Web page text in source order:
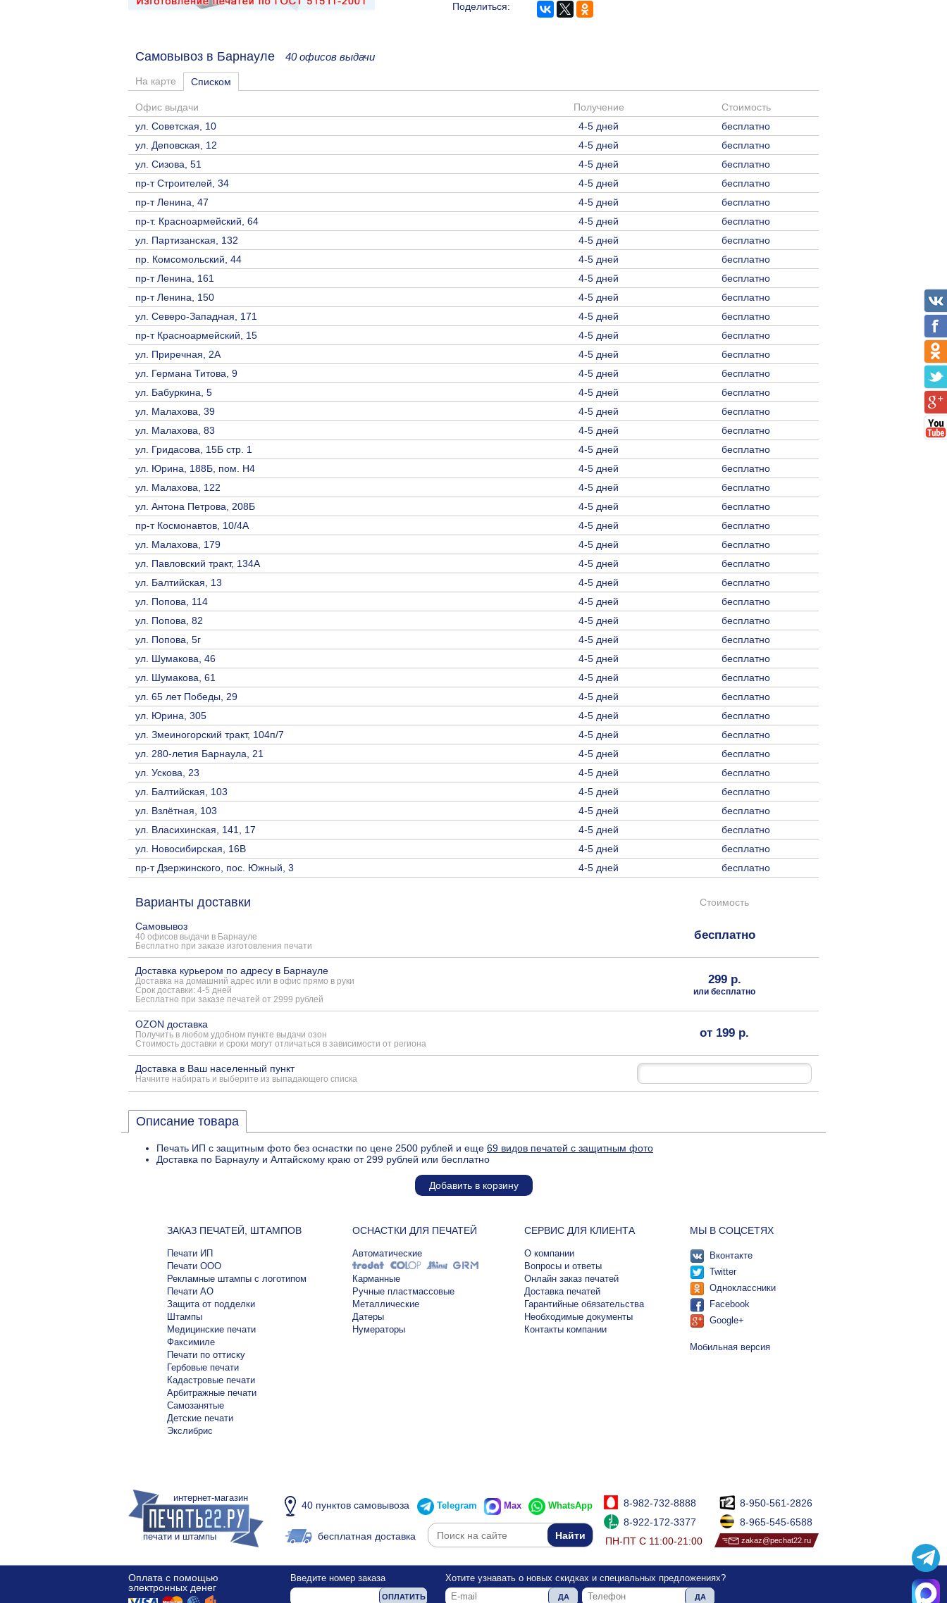
Поделиться:
Самовывоз в Барнауле 40 офисов выдачи
На карте Списком
Офис выдачи Получение
Стоимость
ул. Советская, 10
4-5 дней
бесплатно
ул. Деповская, 12
4-5 дней
бесплатно
ул. Сизова, 51
4-5 дней
бесплатно
пр-т Строителей, 34
4-5 дней
бесплатно
пр-т Ленина, 47
4-5 дней
бесплатно
пр-т. Красноармейский, 64
4-5 дней
бесплатно
ул. Партизанская, 132
4-5 дней
бесплатно
пр. Комсомольский, 44
4-5 дней
бесплатно
пр-т Ленина, 161
4-5 дней
бесплатно
пр-т Ленина, 150
4-5 дней
бесплатно
ул. Северо-Западная, 171
4-5 дней
бесплатно
пр-т Красноармейский, 15
4-5 дней
бесплатно
ул. Приречная, 2A
4-5 дней
бесплатно
ул. Германа Титова, 9
4-5 дней
бесплатно
ул. Бабуркина, 5
4-5 дней
бесплатно
ул. Малахова, 39
4-5 дней
бесплатно
ул. Малахова, 83
4-5 дней
бесплатно
ул. Гридасова, 15Б стр. 1
4-5 дней
бесплатно
ул. Юрина, 188Б, пом. Н4
4-5 дней
бесплатно
ул. Малахова, 122
4-5 дней
бесплатно
ул. Антона Петрова, 208Б
4-5 дней
бесплатно
пр-т Космонавтов, 10/4A
4-5 дней
бесплатно
ул. Малахова, 179
4-5 дней
бесплатно
ул. Павловский тракт, 134А
4-5 дней
бесплатно
ул. Балтийская, 13
4-5 дней
бесплатно
ул. Попова, 114
4-5 дней
бесплатно
ул. Попова, 82
4-5 дней
бесплатно
ул. Попова, 5г
4-5 дней
бесплатно
ул. Шумакова, 46
4-5 дней
бесплатно
ул. Шумакова, 61
4-5 дней
бесплатно
ул. 65 лет Победы, 29
4-5 дней
бесплатно
ул. Юрина, 305
4-5 дней
бесплатно
ул. Змеиногорский тракт, 104п/7
4-5 дней
бесплатно
ул. 280-летия Барнаула, 21
4-5 дней
бесплатно
ул. Ускова, 23
4-5 дней
бесплатно
ул. Балтийская, 103
4-5 дней
бесплатно
ул. Взлётная, 103
4-5 дней
бесплатно
ул. Власихинская, 141, 17
4-5 дней
бесплатно
ул. Новосибирская, 16В
4-5 дней
бесплатно
пр-т Дзержинского, пос. Южный, 3
4-5 дней бесплатно
Варианты доставки Стоимость
Самовывоз
40 офисов выдачи в Барнауле
Бесплатно при заказе изготовления печати
бесплатно
Доставка курьером по адресу в Барнауле
Доставка на домашний адрес или в офис прямо в руки
Срок доставки: 4-5 дней
Бесплатно при заказе печатей от 2999 рублей
299 р.
или бесплатно
OZON доставка
Получить в любом удобном пункте выдачи озон
Стоимость доставки и сроки могут отличаться в зависимости от региона
от 199 р.
Доставка в Ваш населенный пункт
Начните набирать и выберите из выпадающего списка
Описание товара
Печать ИП с защитным фото без оснастки по цене 2500 рублей и еще 69 видов печатей с защитным фото
Доставка по Барнаулу и Алтайскому краю от 299 рублей или бесплатно
Добавить в корзину
ЗАКАЗ ПЕЧАТЕЙ, ШТАМПОВ
Печати ИП
Печати ООО
Рекламные штампы с логотипом
Печати АО
Защита от подделки
Штампы
Медицинские печати
Факсимиле
Печати по оттиску
Гербовые печати
Кадастровые печати
Арбитражные печати
Самозанятые
Детские печати
Экслибрис
ОСНАСТКИ ДЛЯ ПЕЧАТЕЙ
Автоматические
Карманные
Ручные пластмассовые
Металлические
Датеры
Нумераторы
СЕРВИС ДЛЯ КЛИЕНТА
О компании
Вопросы и ответы
Онлайн заказ печатей
Доставка печатей
Гарантийные обязательства
Необходимые документы
Контакты компании
МЫ В СОЦСЕТЯХ
Вконтакте
Twitter
Одноклассники
Facebook
Google+
Мобильная версия
интернет-магазин
печати и штампы
40 пунктов самовывоза
бесплатная доставка
Telegram Max WhatsApp
8-982-732-8888
8-922-172-3377
ПН-ПТ С 11:00-21:00
8-950-561-2826
8-965-545-6588
zakaz@pechat22.ru
Оплата с помощью
электронных денег
Введите номер заказа Хотите узнавать о новых скидках и специальных предложениях?